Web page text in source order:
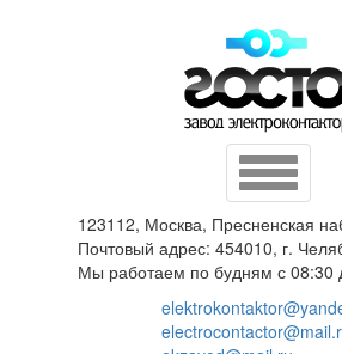
Toggle
navigation
123112, Москва, Пресненская
Почтовый адрес: 454010, г.
Мы работаем по будням с 08:30